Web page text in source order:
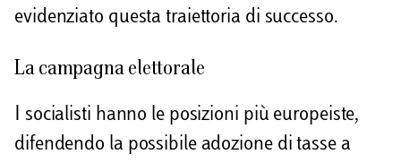
evidenziato questa traiettoria di successo.
La campagna elettorale
I socialisti hanno le posizioni più europeiste,
difendendo la possibile adozione di tasse a